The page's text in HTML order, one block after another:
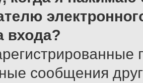
входа?
сообщения